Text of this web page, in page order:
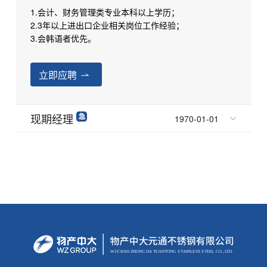
1.会计、财务管理类专业本科以上学历；
2.3年以上进出口企业相关岗位工作经验；
3.会韩语者优先。
立即应聘
现期经理 1970-01-01
WUCHAN ZHONG DAYUANTONG STAINLESSSTEEL CO.,LTD.